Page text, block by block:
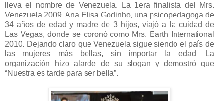
lleva el nombre de Venezuela. La 1era finalista del Mrs.
Venezuela 2009, Ana Elisa Godinho, una psicopedagoga de
34 años de edad y madre de 3 hijos, viajó a la cuidad de
Las Vegas, donde se coronó como Mrs. Earth International
2010. Dejando claro que Venezuela sigue siendo el país de
las mujeres más bellas, sin importar la edad. La
organización hizo alarde de su slogan y demostró que
“Nuestra es tarde para ser bella”.